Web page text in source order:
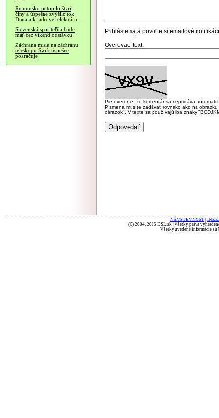
Rumunsko potopilo štyri
člny a úspešne zvýšilo tok
Dunaja k jadrovej elektrárni
Slovenská sporiteľňa bude
mať cez víkend odstávku
Záchrana misie na záchranu
teleskopu Swift úspešne
pokračuje
Prihláste sa a povoľte si emailové
Overovací text:
Pre overenie, že komentár sa nepridáva
Písmená musíte zadávať rovnako ako na
obrázok". V texte sa používajú iba znaky
NÁVŠTEVNOSŤ
(C) 2004, 2005 DSL.sk | Všetky práva
Všetky uvedené informácie sú